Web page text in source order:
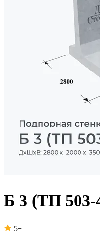
Б 3 (ТП 503-
5+